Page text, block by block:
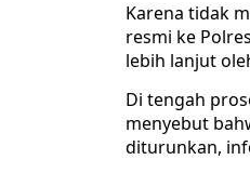
Karena tidak
resmi ke
lebih lanjut
Di tengah
menyebut
diturunkan,